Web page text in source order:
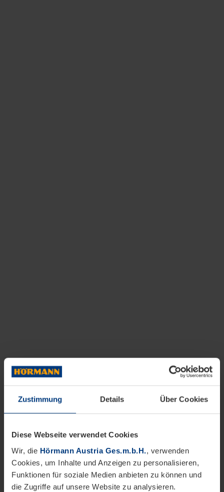
Zustimmung Details Über Cookies
Diese Webseite verwendet Cookies
Wir, die Hörmann Austria Ges.m.b.H., verwenden
Cookies, um Inhalte und Anzeigen zu personalisieren,
Funktionen für soziale Medien anbieten zu können und
die Zugriffe auf unsere Website zu analysieren.